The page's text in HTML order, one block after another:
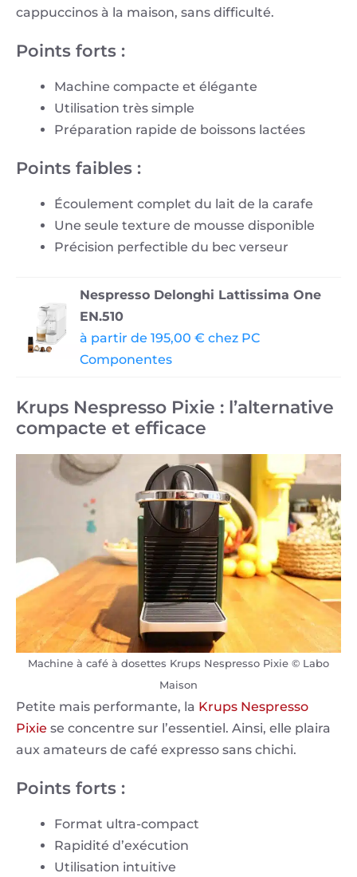
cappuccinos à la maison, sans difficulté.
Points forts :
Machine compacte et élégante
Utilisation très simple
Préparation rapide de boissons lactées
Points faibles :
Écoulement complet du lait de la carafe
Une seule texture de mousse disponible
Précision perfectible du bec verseur
Nespresso Delonghi Lattissima One
EN.510
à partir de 195,00 € chez PC
Componentes
Krups Nespresso Pixie : l’alternative
compacte et efficace
Machine à café à dosettes Krups Nespresso Pixie © Labo
Maison
Petite mais performante, la Krups Nespresso
Pixie se concentre sur l’essentiel. Ainsi, elle plaira
aux amateurs de café expresso sans chichi.
Points forts :
Format ultra-compact
Rapidité d’exécution
Utilisation intuitive